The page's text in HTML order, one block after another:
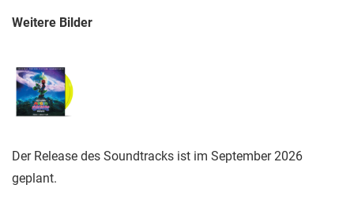
Weitere Bilder
Der Release des Soundtracks ist im September 2026
geplant.